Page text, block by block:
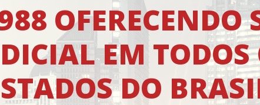
OFERECENDO
EM TODOS
DO